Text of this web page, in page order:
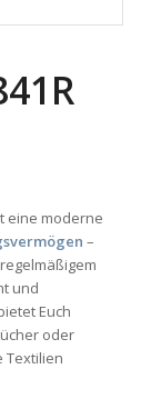
eine moderne
–
und
Euch
oder
Textilien